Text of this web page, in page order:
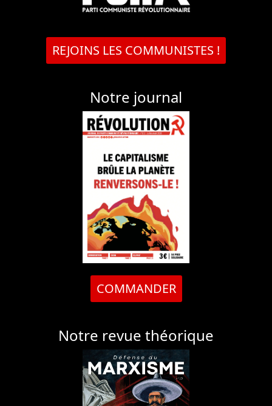
REJOINS LES COMMUNISTES !
Notre journal
COMMANDER
Notre revue théorique